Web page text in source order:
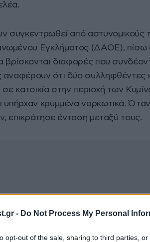
- Do Not Process My Personal
opt-out of the sale, sharing to third parties,
συγκεντρωθεί από αστυνομικούς
Εγκλήματος (ΔΑΟΕ), πίσω
βρίσκονται διαφορές που
αναφέρουν ότι δύο συλληφθέντες
κατοικία στην περιοχή των
υπήρχαν κρυμμένα ναρκωτικά. Όταν
επικράτησε ένταση μεταξύ τους.